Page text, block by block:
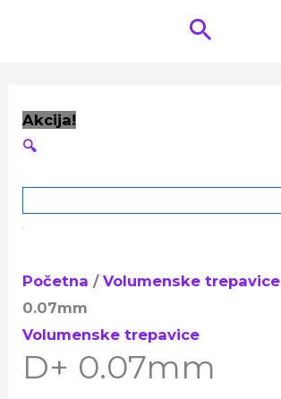
Akcija!
🔍
Početna /Volumenske trepavice
0.07mm
Volumenske trepavice
D+ 0.07mm
0.07mm
količina